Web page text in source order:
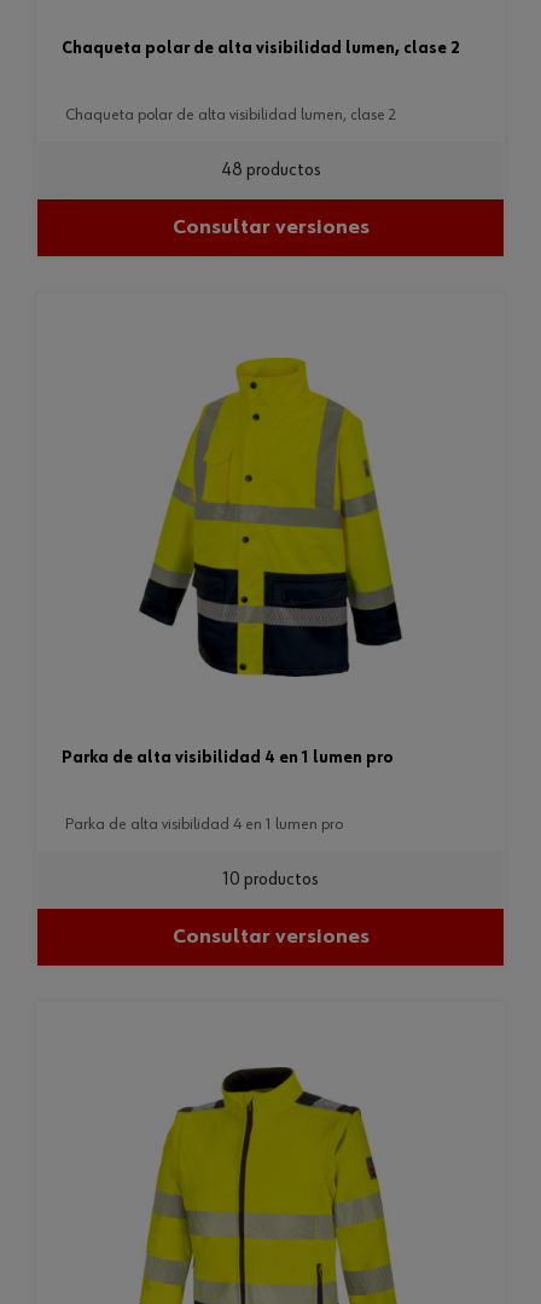
chaqueta polar de alta visibilidad lumen, clase 2
chaqueta polar de alta visibilidad lumen, clase 2
48 productos
Consultar versiones
parka de alta visibilidad 4 en 1 lumen pro
parka de alta visibilidad 4 en 1 lumen pro
10 productos
Consultar versiones